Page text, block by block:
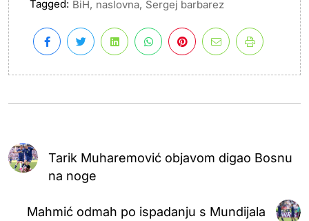
Tagged: BiH, naslovna, Sergej barbarez
Tarik Muharemović objavom digao Bosnu
na noge
Mahmić odmah po ispadanju s Mundijala